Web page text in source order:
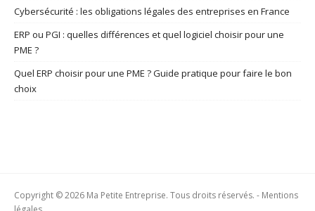
Cybersécurité : les obligations légales des entreprises en France
ERP ou PGI : quelles différences et quel logiciel choisir pour une
PME ?
Quel ERP choisir pour une PME ? Guide pratique pour faire le bon
choix
Copyright © 2026 Ma Petite Entreprise. Tous droits réservés. - Mentions